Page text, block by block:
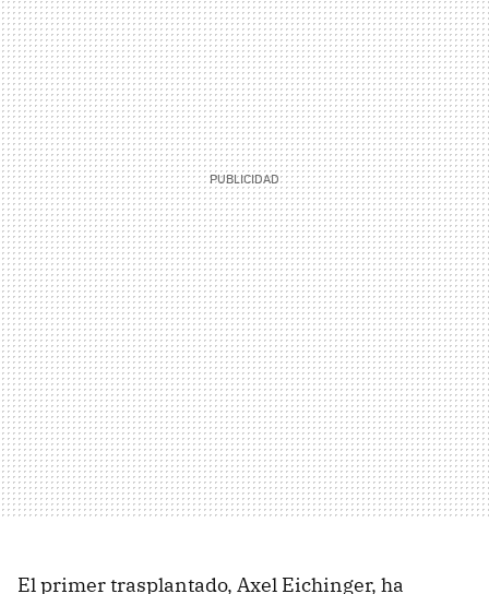
El primer trasplantado, Axel Eichinger, ha